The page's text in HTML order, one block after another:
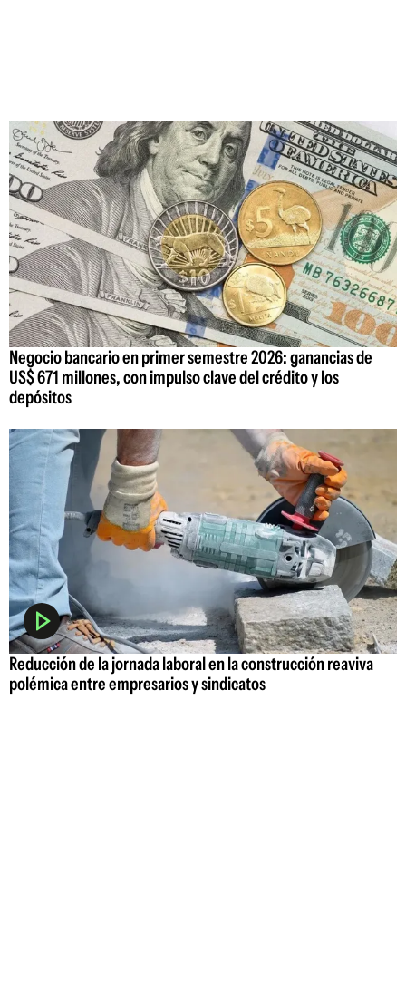
Negocio bancario en primer semestre 2026: ganancias de
US$ 671 millones, con impulso clave del crédito y los
depósitos
Reducción de la jornada laboral en la construcción reaviva
polémica entre empresarios y sindicatos